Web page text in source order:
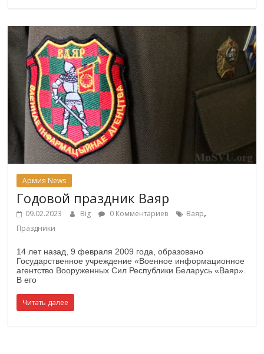
Армия News
Годовой праздник Ваяр
09.02.2023 Big 0 Комментариев Ваяр,
Праздники
14 лет назад, 9 февраля 2009 года, образовано
Государственное учреждение «Военное информационное
агентство Вооруженных Сил Республики Беларусь «Ваяр».
В его
Читать далее